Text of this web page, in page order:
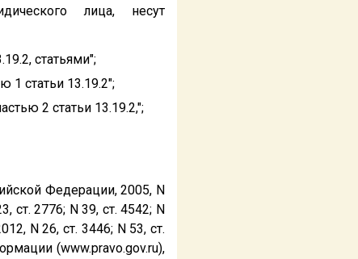
лица, несут
статьями";
1 статьи 13.19.2";
2 статьи 13.19.2,";
Федерации, 2005, N
ст. 2776; N 39, ст. 4542; N
N 26, ст. 3446; N 53, ст.
(www.pravo.gov.ru),